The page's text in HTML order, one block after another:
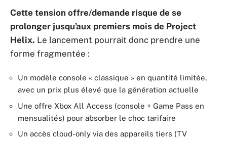
Cette tension offre/demande risque de se
prolonger jusqu’aux premiers mois de Project
Helix. Le lancement pourrait donc prendre une
forme fragmentée :
Un modèle console « classique » en quantité limitée,
avec un prix plus élevé que la génération actuelle
Une offre Xbox All Access (console + Game Pass en
mensualités) pour absorber le choc tarifaire
Un accès cloud-only via des appareils tiers (TV